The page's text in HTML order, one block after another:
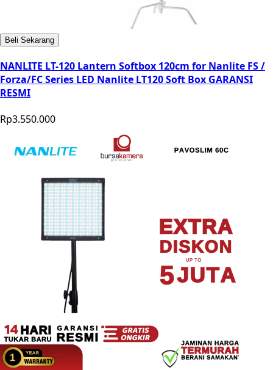
Beli Sekarang
NANLITE LT-120 Lantern Softbox 120cm for Nanlite FS /
Forza/FC Series LED Nanlite LT120 Soft Box GARANSI
RESMI
Rp3.550.000